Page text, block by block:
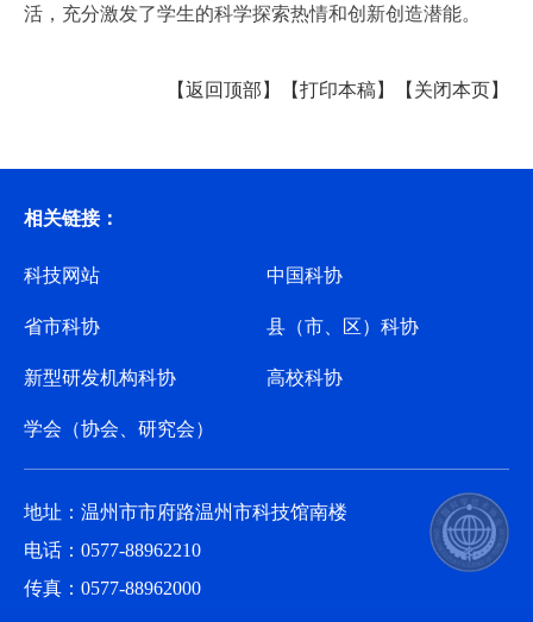
活，充分激发了学生的科学探索热情和创新创造潜能。
【返回顶部】 【打印本稿】 【关闭本页】
相关链接：
科技网站 中国科协
省市科协 县（市、区）科协
新型研发机构科协 高校科协
学会（协会、研究会）
地址：温州市市府路温州市科技馆南楼
电话：0577-88962210
传真：0577-88962000